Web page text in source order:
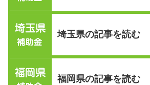
埼玉県の記事を読む
福岡県の記事を読む